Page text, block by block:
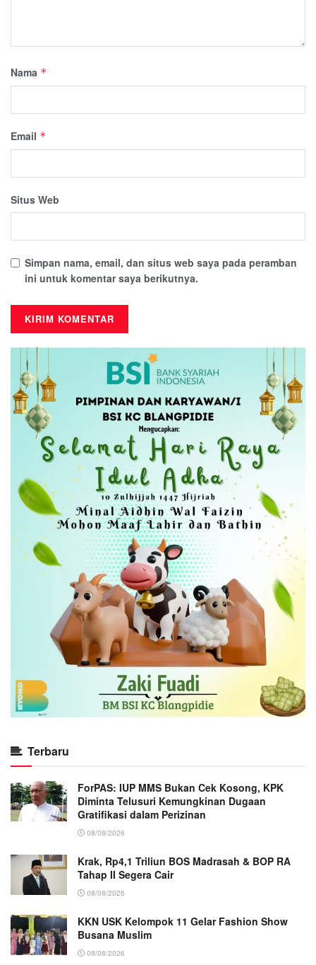
Nama *
Email *
Situs Web
Simpan nama, email, dan situs web saya pada peramban
ini untuk komentar saya berikutnya.
Terbaru
ForPAS: IUP MMS Bukan Cek Kosong, KPK
Diminta Telusuri Kemungkinan Dugaan
Gratifikasi dalam Perizinan
08/08/2026
Krak, Rp4,1 Triliun BOS Madrasah & BOP RA
Tahap II Segera Cair
08/08/2026
KKN USK Kelompok 11 Gelar Fashion Show
Busana Muslim
08/08/2026